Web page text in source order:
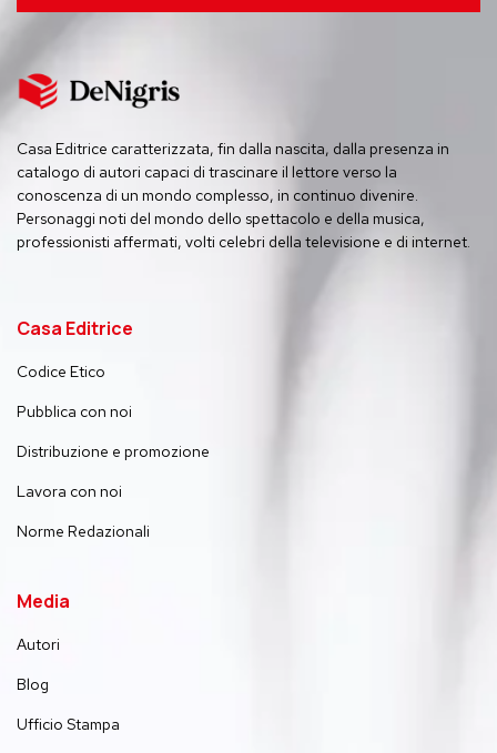
Casa Editrice caratterizzata, fin dalla nascita, dalla presenza in
catalogo di autori capaci di trascinare il lettore verso la
conoscenza di un mondo complesso, in continuo divenire.
Personaggi noti del mondo dello spettacolo e della musica,
professionisti affermati, volti celebri della televisione e di internet.
Casa Editrice
Codice Etico
Pubblica con noi
Distribuzione e promozione
Lavora con noi
Norme Redazionali
Media
Autori
Blog
Ufficio Stampa